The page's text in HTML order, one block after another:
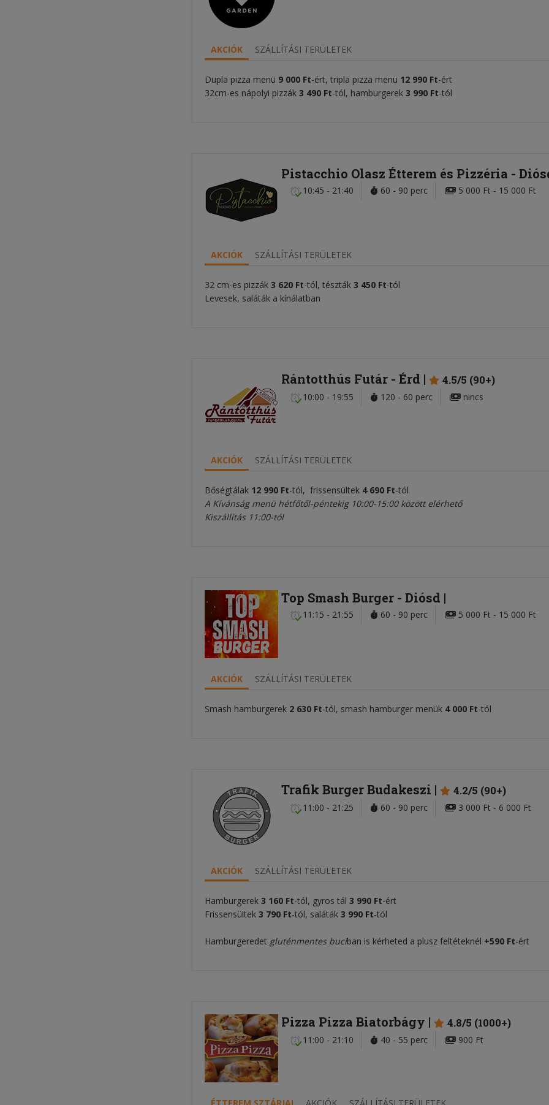
AKCIÓK SZÁLLÍTÁSI TERÜLETEK
Dupla pizza menü 9 000 Ft-ért, tripla pizza menü 12 990 Ft-ért
32cm-es nápolyi pizzák 3 490 Ft-tól, hamburgerek 3 990 Ft-tól
Pistacchio Olasz Étterem és Pizzéria -
10:45 - 21:40 60 - 90 perc 5 000 Ft - 15 000 Ft
AKCIÓK SZÁLLÍTÁSI TERÜLETEK
32 cm-es pizzák 3 620 Ft-tól, tészták 3 450 Ft-tól
Levesek, saláták a kínálatban
Rántotthús Futár - Érd 4.5/5 (90+)
10:00 - 19:55 120 - 60 perc nincs
AKCIÓK SZÁLLÍTÁSI TERÜLETEK
Bőségtálak 12 990 Ft-tól, frissensültek 4 690 Ft-tól
A Kívánság menü hétfőtől-péntekig 10:00-15:00 között elérhető
Kiszállítás 11:00-tól
Top Smash Burger - Diósd
11:15 - 21:55 60 - 90 perc 5 000 Ft - 15 000 Ft
AKCIÓK SZÁLLÍTÁSI TERÜLETEK
Smash hamburgerek 2 630 Ft-tól, smash hamburger menük 4 000 Ft-tól
Trafik Burger Budakeszi 4.2/5 (90+)
11:00 - 21:25 60 - 90 perc 3 000 Ft - 6 000 Ft
AKCIÓK SZÁLLÍTÁSI TERÜLETEK
Hamburgerek 3 160 Ft-tól, gyros tál 3 990 Ft-ért
Frissensültek 3 790 Ft-tól, saláták 3 990 Ft-tól
Hamburgeredet gluténmentes buciban is kérheted a plusz feltéteknél +590 Ft-ért
Pizza Pizza Biatorbágy 4.8/5 (1000+)
11:00 - 21:10 40 - 55 perc 900 Ft